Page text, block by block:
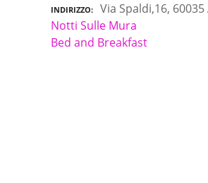
INDIRIZZO
Via Spaldi,16,
Notti Sulle Mura
Bed and Breakfast